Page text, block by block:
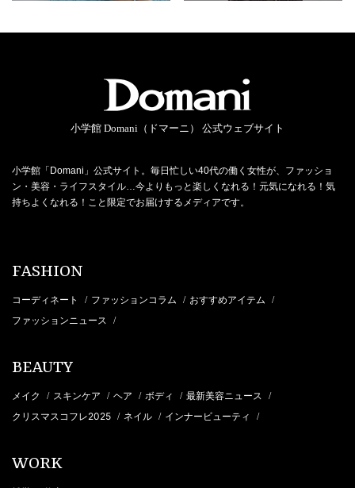
小学館 Domani（ドマーニ） 公式ウェブサイト
小学館「Domani」公式サイト。毎日忙しい40代の働く女性が、ファッショ
ン・美容・ライフスタイル…今よりもっと楽しくなれる！元気になれる！気
持ちよくなれる！こと限定でお届けするメディアです。
FASHION
コーディネート / ファッションコラム / おすすめアイテム /
ファッションニュース /
BEAUTY
メイク / スキンケア / ヘア / ボディ / 最新美容ニュース /
クリスマスコフレ2025 / ネイル / インナービューティ /
WORK